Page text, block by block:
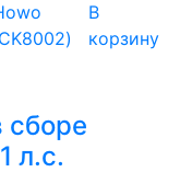
В
корзину
сборе
л.с.